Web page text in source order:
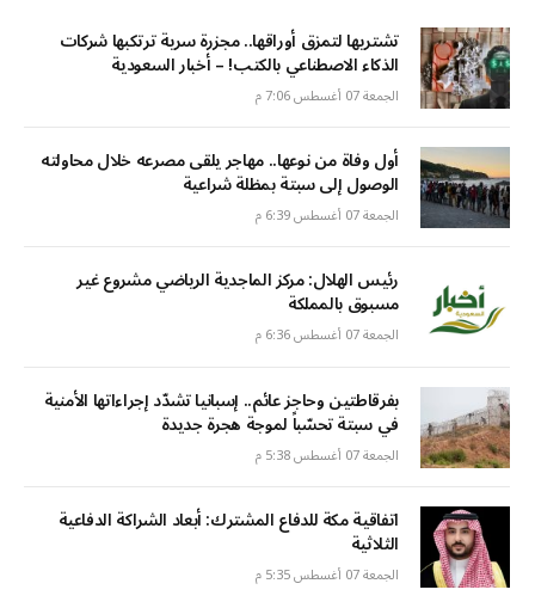
تشتريها لتمزق أوراقها.. مجزرة سرية ترتكبها شركات
الذكاء الاصطناعي بالكتب! – أخبار السعودية
الجمعة 07 أغسطس 7:06 م
أول وفاة من نوعها.. مهاجر يلقى مصرعه خلال محاولته
الوصول إلى سبتة بمظلة شراعية
الجمعة 07 أغسطس 6:39 م
رئيس الهلال: مركز الماجدية الرياضي مشروع غير
مسبوق بالمملكة
الجمعة 07 أغسطس 6:36 م
بفرقاطتين وحاجز عائم.. إسبانيا تشدّد إجراءاتها الأمنية
في سبتة تحسّباً لموجة هجرة جديدة
الجمعة 07 أغسطس 5:38 م
اتفاقية مكة للدفاع المشترك: أبعاد الشراكة الدفاعية
الثلاثية
الجمعة 07 أغسطس 5:35 م